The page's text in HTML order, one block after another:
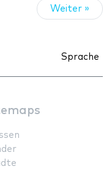
Weiter »
Sprache